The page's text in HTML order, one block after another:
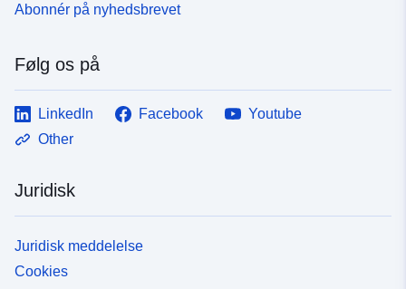
Abonnér på nyhedsbrevet
Følg os på
LinkedIn Facebook
Youtube
Other
Juridisk
Juridisk meddelelse
Cookies